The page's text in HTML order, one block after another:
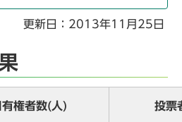
更新日：2013年11月25日
有権者数(人) 投票